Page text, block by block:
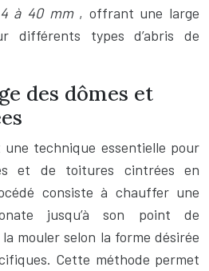
à 40 mm , offrant une large
différents types d’abris de
des dômes et
technique essentielle pour
et de toitures cintrées en
consiste à chauffer une
jusqu’à son point de
mouler selon la forme désirée
Cette méthode permet